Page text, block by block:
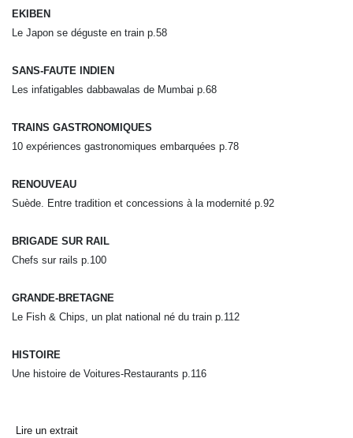
EKIBEN
Le Japon se déguste en train p.58
SANS-FAUTE INDIEN
Les infatigables dabbawalas de Mumbai p.68
TRAINS GASTRONOMIQUES
10 expériences gastronomiques embarquées p.78
RENOUVEAU
Suède. Entre tradition et concessions à la modernité p.92
BRIGADE SUR RAIL
Chefs sur rails p.100
GRANDE-BRETAGNE
Le Fish & Chips, un plat national né du train p.112
HISTOIRE
Une histoire de Voitures-Restaurants p.116
Lire un extrait